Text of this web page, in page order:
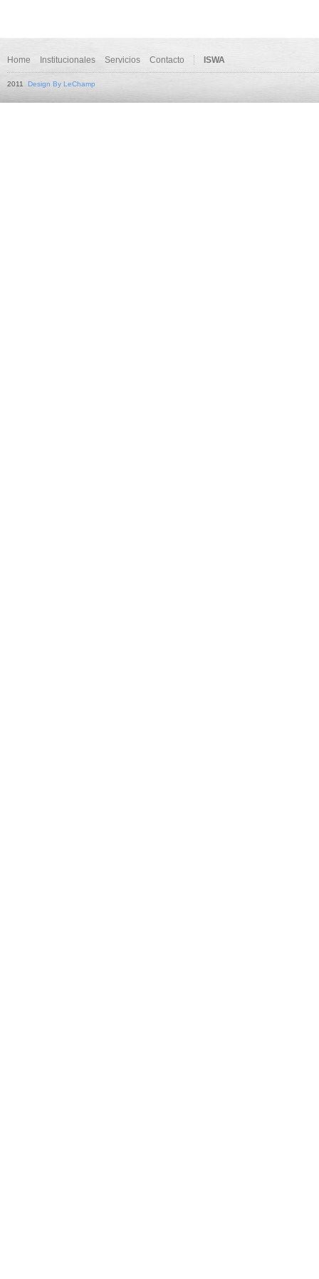
Home Institucionales Servicios Contacto ISWA
2011 Design By LeChamp